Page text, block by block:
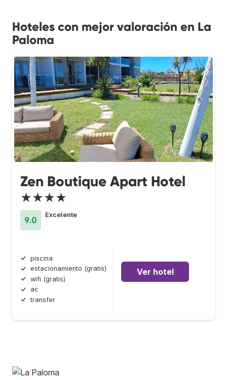
Hoteles con mejor valoración en La
Paloma
Zen Boutique Apart Hotel
★★★★
9.0
Excelente
piscina
estacionamiento (gratis)
wifi (gratis)
ac
transfer
Ver hotel